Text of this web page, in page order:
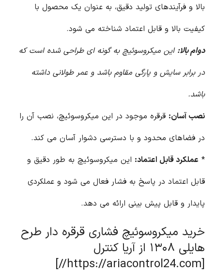
بالا و فرآیندهای تولید دقیق، به عنوان یک محصول با
کیفیت بالا و قابل اعتماد شناخته می شود.
دوام بالا: این میکروسوئیچ به گونه ای طراحی شده است که
در برابر سایش و پارگی مقاوم باشد و عمر طولانی داشته
باشد.
نصب آسان: قرقره موجود در این میکروسوئیچ، نصب آن را
در فضاهای محدود و با دسترسی دشوار آسان می کند.
* عملکرد قابل اعتماد: این میکروسوئیچ به طور دقیق و
قابل اعتماد در پاسخ به فشار فعال می شود و عملکردی
پایدار و قابل پیش بینی ارائه می دهد.
خرید میکروسوئیچ فشاری قرقره دار طرح
هایلی ۱۳۰۸ از آریا کنترل
[https://ariacontrol24.com//]